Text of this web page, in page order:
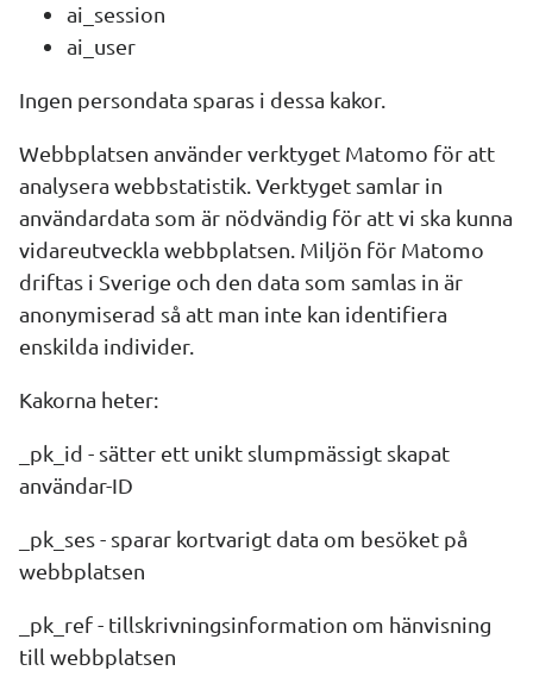
ai_session
ai_user
Ingen persondata sparas i dessa kakor.
Webbplatsen använder verktyget Matomo för att
analysera webbstatistik. Verktyget samlar in
användardata som är nödvändig för att vi ska kunna
vidareutveckla webbplatsen. Miljön för Matomo
driftas i Sverige och den data som samlas in är
anonymiserad så att man inte kan identifiera
enskilda individer.
Kakorna heter:
_pk_id - sätter ett unikt slumpmässigt skapat
användar-ID
_pk_ses - sparar kortvarigt data om besöket på
webbplatsen
_pk_ref - tillskrivningsinformation om hänvisning
till webbplatsen